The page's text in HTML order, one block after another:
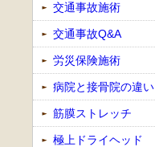
交通事故施術
交通事故Q&A
労災保険施術
病院と接骨院の違い
筋膜ストレッチ
極上ドライヘッド